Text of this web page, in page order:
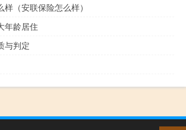
（安联保险怎么样）
年龄居住
与判定